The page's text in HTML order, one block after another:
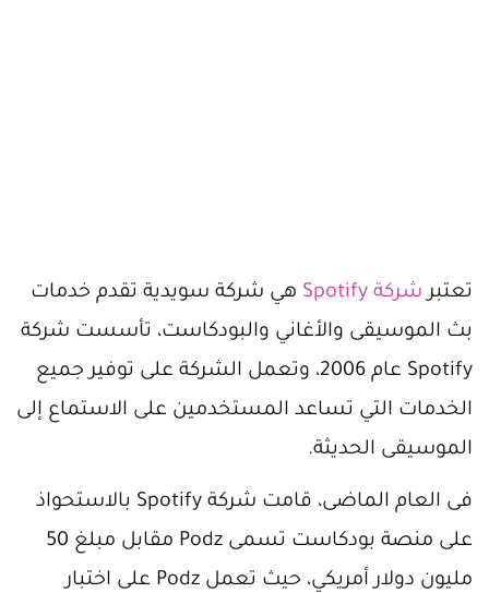
تعتبر شركة Spotify
هي شركة سويدية تقدم خدمات
بث الموسيقى والأغاني والبودكاست، تأسست شركة
Spotify عام 2006، وتعمل الشركة على توفير جميع
الخدمات التي تساعد المستخدمين على الاستماع إلى
الموسيقى الحديثة.
فى العام الماضى، قامت شركة Spotify بالاستحواذ
على منصة بودكاست تسمى Podz مقابل مبلغ 50
مليون دولار أمريكي، حيث تعمل Podz على اختبار